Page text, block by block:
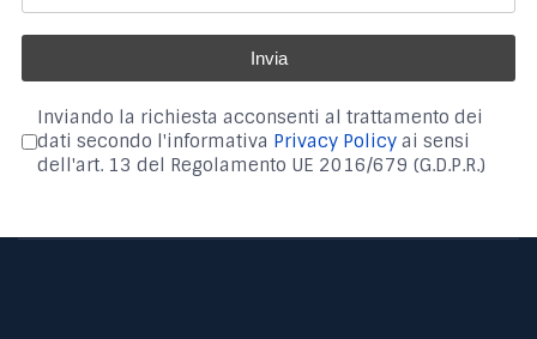
Invia
Inviando la richiesta acconsenti al trattamento dei
dati secondo l'informativa Privacy Policy ai sensi
dell'art. 13 del Regolamento UE 2016/679 (G.D.P.R.)